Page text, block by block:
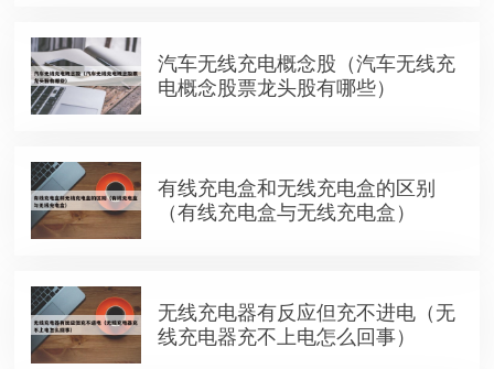
汽车无线充电概念股（汽车无线充
电概念股票龙头股有哪些）
有线充电盒和无线充电盒的区别
（有线充电盒与无线充电盒）
无线充电器有反应但充不进电（无
线充电器充不上电怎么回事）